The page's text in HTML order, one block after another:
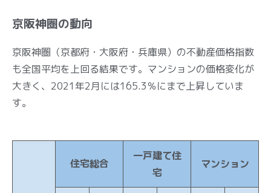
京阪神圏の動向
京阪神圏（京都府・大阪府・兵庫県）の不動産価格指数
も全国平均を上回る結果です。マンションの価格変化が
大きく、2021年2月には165.3％にまで上昇していま
す。
住宅総合
一戸建て住
宅
マンション